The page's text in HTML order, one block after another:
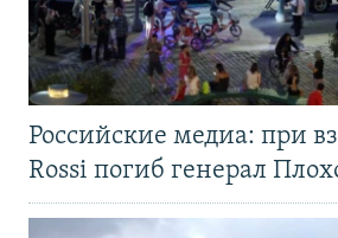
Российские медиа: при
Rossi погиб генерал